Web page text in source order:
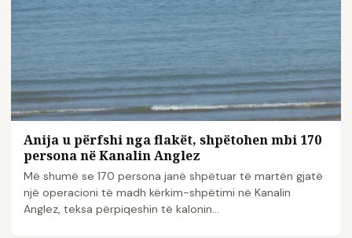
Anija u përfshi nga flakët, shpëtohen mbi 170
persona në Kanalin Anglez
Më shumë se 170 persona janë shpëtuar të martën gjatë
një operacioni të madh kërkim-shpëtimi në Kanalin
Anglez, teksa përpiqeshin të kalonin…